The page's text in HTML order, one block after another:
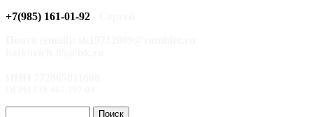
+7(985) 161-01-92